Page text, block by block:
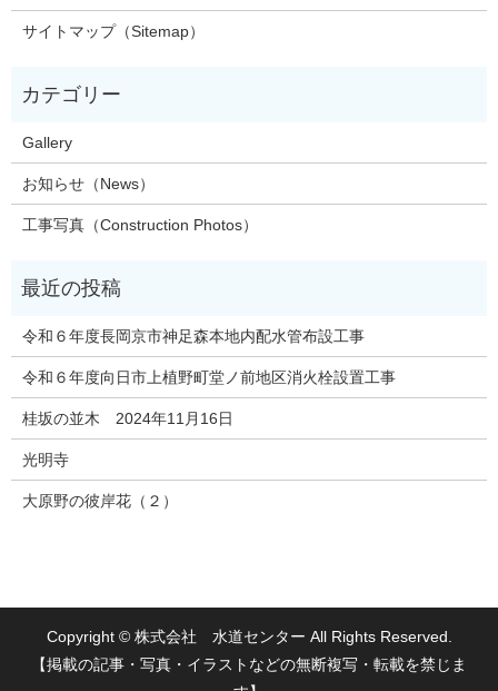
サイトマップ（Sitemap）
Gallery
お知らせ（News）
工事写真（Construction Photos）
令和６年度長岡京市神足森本地内配水管布設工事
令和６年度向日市上植野町堂ノ前地区消火栓設置工事
桂坂の並木 2024年11月16日
光明寺
大原野の彼岸花（２）
Copyright © 株式会社 水道センター All Rights Reserved.
【掲載の記事・写真・イラストなどの無断複写・転載を禁じま